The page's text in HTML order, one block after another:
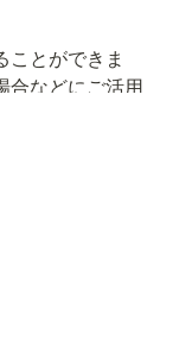
ことができま
合などにご活用